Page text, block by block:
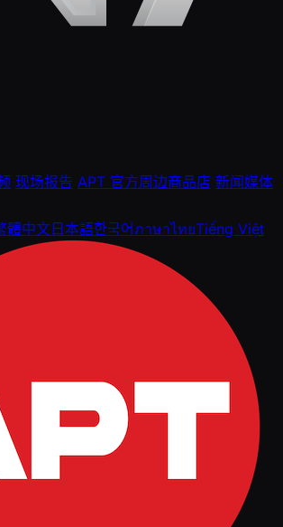
现场报告 APT 官方周边商品店 新闻媒体
體中文日本語한국어ภาษาไทยTiếng Việt